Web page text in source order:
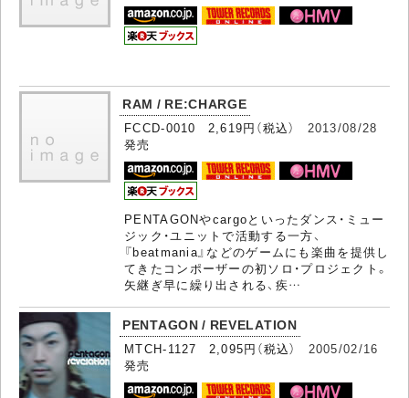
RAM / RE:CHARGE
FCCD-0010 2,619円（税込） 2013/08/28
発売
PENTAGONやcargoといったダンス・ミュー
ジック・ユニットで活動する一方、
『beatmania』などのゲームにも楽曲を提供し
てきたコンポーザーの初ソロ・プロジェクト。
矢継ぎ早に繰り出される、疾…
PENTAGON / REVELATION
MTCH-1127 2,095円（税込） 2005/02/16
発売